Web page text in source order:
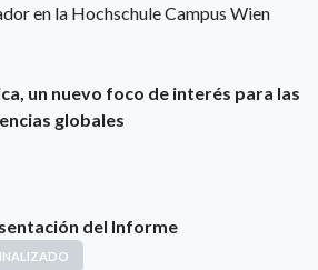
en la Hochschule Campus Wien
un nuevo foco de interés para las
globales
del Informe